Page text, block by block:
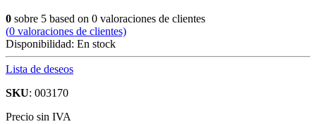
0 sobre 5 based on 0 valoraciones de clientes
(0 valoraciones de clientes)
Disponibilidad: En stock
Lista de deseos
SKU: 003170
Precio sin IVA